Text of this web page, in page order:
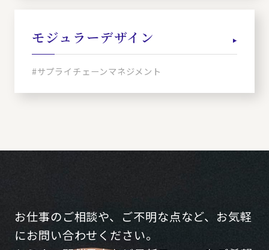
モジュラーデザイン
#サプライチェーンマネジメント
お仕事のご相談や、ご不明な点など、お気軽
にお問い合わせください。